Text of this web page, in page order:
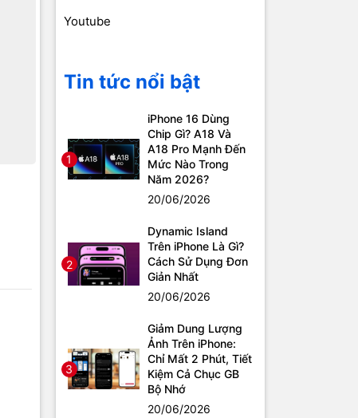
Youtube
Tin tức nổi bật
1
iPhone 16 Dùng
Chip Gì? A18 Và
A18 Pro Mạnh Đến
Mức Nào Trong
Năm 2026?
20/06/2026
2
Dynamic Island
Trên iPhone Là Gì?
Cách Sử Dụng Đơn
Giản Nhất
20/06/2026
3
Giảm Dung Lượng
Ảnh Trên iPhone:
Chỉ Mất 2 Phút, Tiết
Kiệm Cả Chục GB
Bộ Nhớ
20/06/2026